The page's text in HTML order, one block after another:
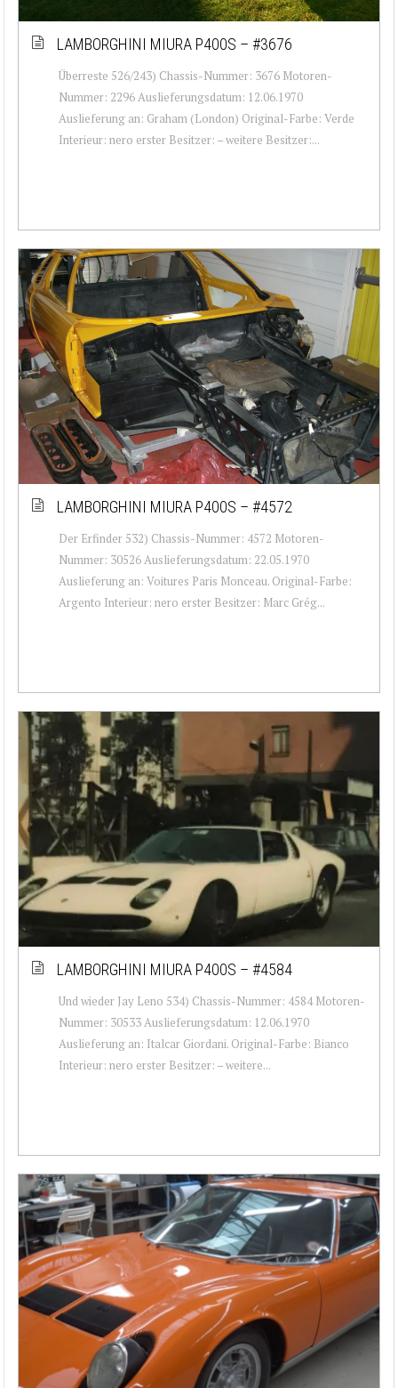
LAMBORGHINI MIURA P400S – #3676
Überreste 526/243) Chassis-Nummer: 3676 Motoren-
Nummer: 2296 Auslieferungsdatum: 12.06.1970
Auslieferung an: Graham (London) Original-Farbe: Verde
Interieur: nero erster Besitzer: – weitere Besitzer:...
LAMBORGHINI MIURA P400S – #4572
Der Erfinder 532) Chassis-Nummer: 4572 Motoren-
Nummer: 30526 Auslieferungsdatum: 22.05.1970
Auslieferung an: Voitures Paris Monceau. Original-Farbe:
Argento Interieur: nero erster Besitzer: Marc Grég...
LAMBORGHINI MIURA P400S – #4584
Und wieder Jay Leno 534) Chassis-Nummer: 4584 Motoren-
Nummer: 30533 Auslieferungsdatum: 12.06.1970
Auslieferung an: Italcar Giordani. Original-Farbe: Bianco
Interieur: nero erster Besitzer: – weitere...